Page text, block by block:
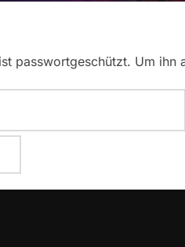
passwortgeschützt. Um ihn